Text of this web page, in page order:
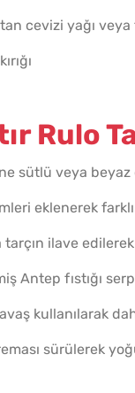
cevizi yağı veya
Rulo
sütlü veya beyaz
eklenerek
tarçın ilave
Antep fıstığı
kullanılarak
sürülerek